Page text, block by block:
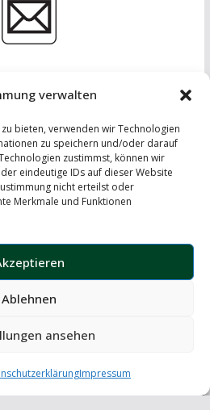
verwalten
bieten, verwenden wir Technologien
zu speichern und/oder darauf
zustimmst, können wir
eindeutige IDs auf dieser Website
nicht erteilst oder
Merkmale und Funktionen
Ablehnen
ansehen
Impressum
- KONTAKT
vorbehalten.
.